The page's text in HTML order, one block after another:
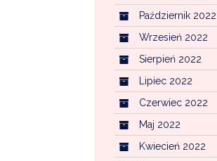
Październik 2022
Wrzesień 2022
Sierpień 2022
Lipiec 2022
Czerwiec 2022
Maj 2022
Kwiecień 2022